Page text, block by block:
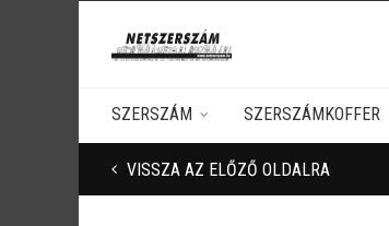
SZERSZÁM SZERSZÁMKOFFER
VISSZA AZ ELŐZŐ OLDALRA